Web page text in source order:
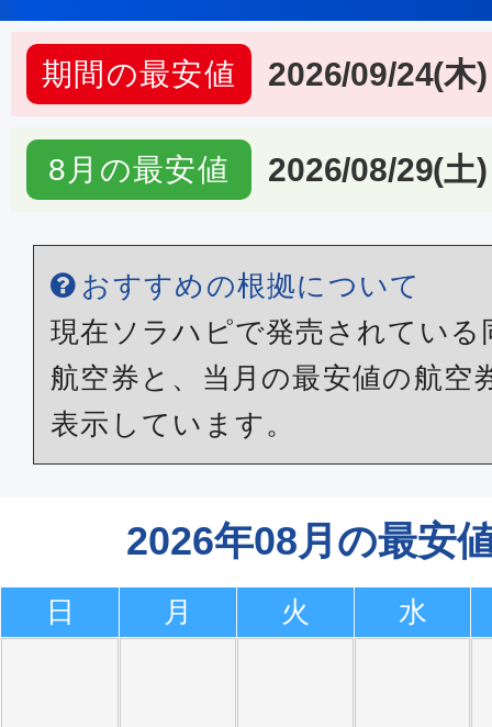
期間の最安値 2026/09/24(木)
8月の最安値 2026/08/29(土)
おすすめの根拠について
現在ソラハピで発売されている
航空券と、当月の最安値の航空
表示しています。
2026年08月の最安
日 月 火 水